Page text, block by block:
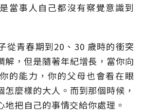
當事人自己都沒有察覺意識到
從青春期到20、30 歲時的衝突
解，但是隨著年紀增長，當你向
的能力，你的父母也會看在眼
怎麼樣的大人。而到那個時候，
地把自己的事情交給你處理。